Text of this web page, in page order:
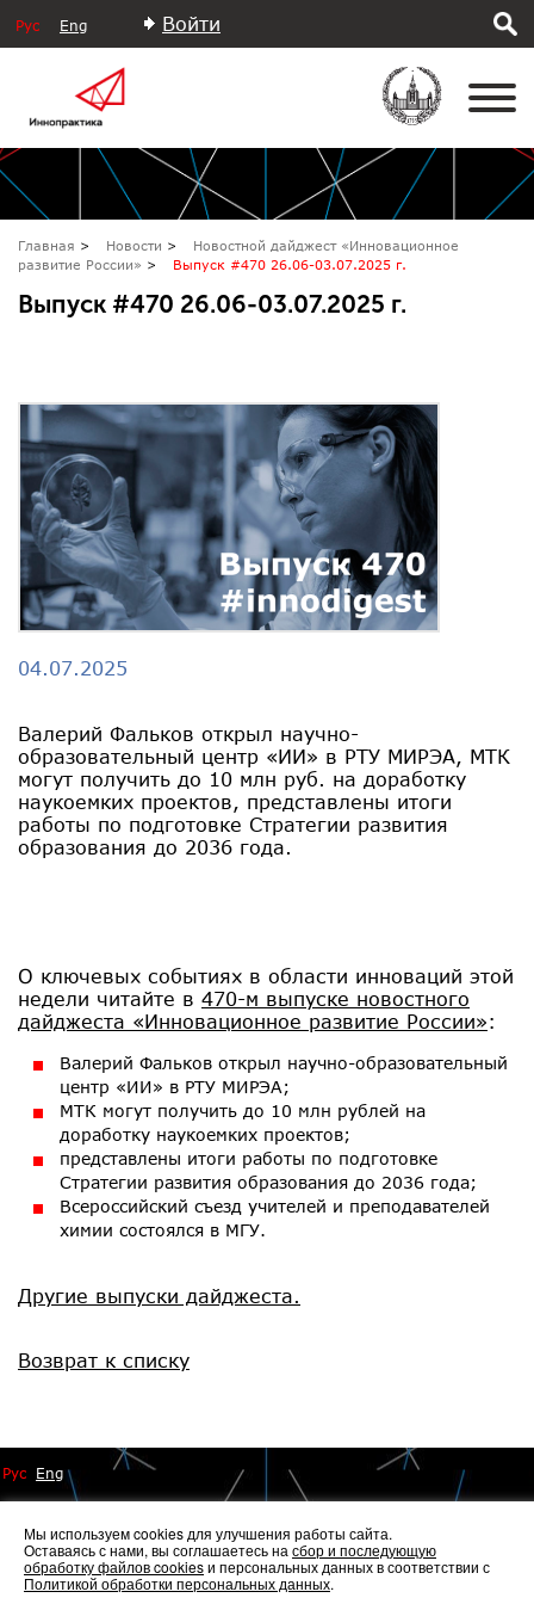
Рус Eng Войти
Главная Новости
Новостной дайджест «Инновационное
развитие России»
Выпуск #470 26.06-03.07.2025 г.
Выпуск #470 26.06-03.07.2025 г.
04.07.2025
Валерий Фальков открыл научно-
образовательный центр «ИИ» в РТУ МИРЭА, МТК
могут получить до 10 млн руб. на доработку
наукоемких проектов, представлены итоги
работы по подготовке Стратегии развития
образования до 2036 года.
О ключевых событиях в области инноваций этой
недели читайте в 470-м выпуске новостного
дайджеста «Инновационное развитие России»:
Валерий Фальков открыл научно-образовательный
центр «ИИ» в РТУ МИРЭА;
МТК могут получить до 10 млн рублей на
доработку наукоемких проектов;
представлены итоги работы по подготовке
Стратегии развития образования до 2036 года;
Всероссийский съезд учителей и преподавателей
химии состоялся в МГУ.
Другие выпуски дайджеста.
Возврат к списку
Рус Eng
© 2014 - 2026 Иннопрактика
Мы используем cookies для улучшения работы сайта.
Оставаясь с нами, вы соглашаетесь на сбор и последующую
обработку файлов cookiesи персональных данных в соответствии с
Политикой обработки персональных данных.